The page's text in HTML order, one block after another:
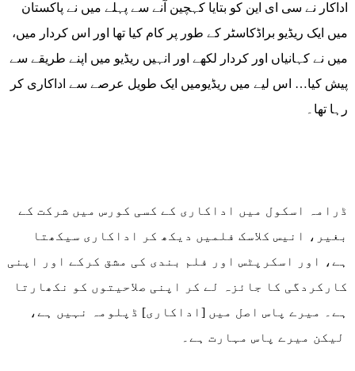
اداکار نے سی ای این کو بتایا کہچین آنے سے پہلے میں نے پاکستان
میں ایک ریڈیو براڈکاسٹر کے طور پر کام کیا تھا اور اس کردار میں،
میں نے کہانیاں اور کردار لکھے اور انہیں ریڈیو میں اپنے طریقے سے
پیش کیا… اس لیے میں ریڈیومیں ایک طویل عرصے سے اداکاری کر
رہا تھا۔
ڈرامہ اسکول میں اداکاری کے کسی کورس میں شرکت کے
بغیر، انیس کلاسک فلمیں دیکھ کر اداکاری سیکھتا
ہے، اور اسکرپٹس اور فلم بندی کی مشق کرکے اور اپنی
کارکردگی کا جائزہ لے کر اپنی صلاحیتوں کو نکھارتا
ہے۔ میرے پاس اصل میں [اداکاری] ڈپلومہ نہیں ہے،